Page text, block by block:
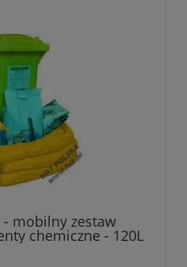
- mobilny zestaw
chemiczne - 120L